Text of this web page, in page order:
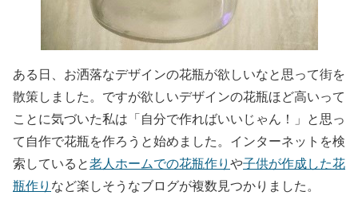
ある日、お洒落なデザインの花瓶が欲しいなと思って街を
散策しました。ですが欲しいデザインの花瓶ほど高いって
ことに気づいた私は「自分で作ればいいじゃん！」と思っ
て自作で花瓶を作ろうと始めました。インターネットを検
索していると老人ホームでの花瓶作りや子供が作成した花
瓶作り など楽しそうなブログが複数見つかりました。